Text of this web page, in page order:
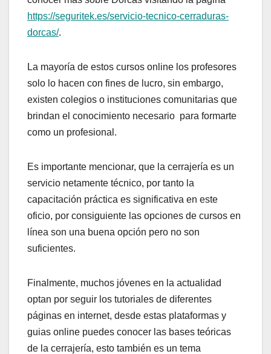
https://seguritek.es/servicio-tecnico-cerraduras-
dorcas/.
La mayoría de estos cursos online los profesores
solo lo hacen con fines de lucro, sin embargo,
existen colegios o instituciones comunitarias que
brindan el conocimiento necesario para formarte
como un profesional.
Es importante mencionar, que la cerrajería es un
servicio netamente técnico, por tanto la
capacitación práctica es significativa en este
oficio, por consiguiente las opciones de cursos en
línea son una buena opción pero no son
suficientes.
Finalmente, muchos jóvenes en la actualidad
optan por seguir los tutoriales de diferentes
páginas en internet, desde estas plataformas y
guias online puedes conocer las bases teóricas
de la cerrajería, esto también es un tema